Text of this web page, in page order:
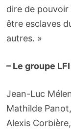
dire de
être esclaves
autres. »
– Le groupe
Jean-Luc
Mathilde
Alexis